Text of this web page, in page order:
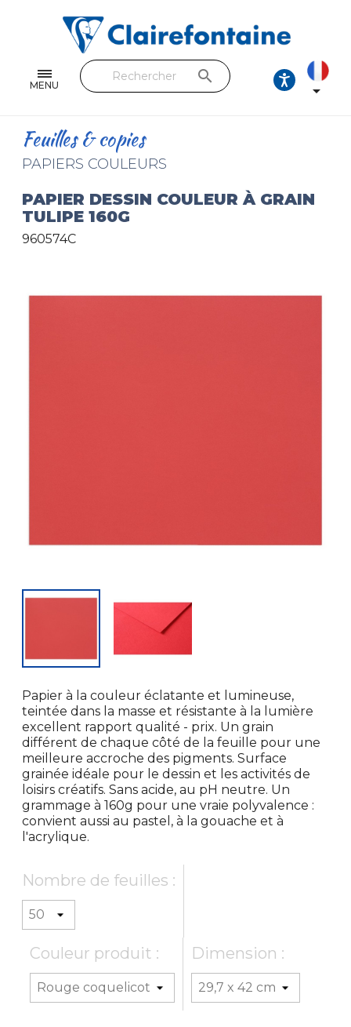
MENU
Feuilles & Copies
Beaux-arts & Dessin
Loisirs créatifs
Cuir & trousses
Toutes les collections
search

Feuilles & copies
PAPIERS COULEURS
PAPIER DESSIN COULEUR À GRAIN
TULIPE 160G
960574C
Papier à la couleur éclatante et lumineuse,
teintée dans la masse et résistante à la lumière
excellent rapport qualité - prix. Un grain
différent de chaque côté de la feuille pour une
meilleure accroche des pigments. Surface
grainée idéale pour le dessin et les activités de
loisirs créatifs. Sans acide, au pH neutre. Un
grammage à 160g pour une vraie polyvalence :
convient aussi au pastel, à la gouache et à
l'acrylique.
Nombre de feuilles :
Couleur produit : Dimension :